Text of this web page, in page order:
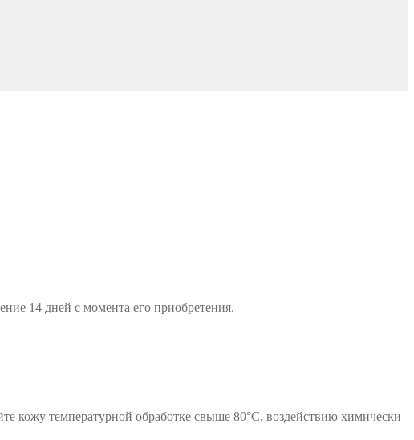
14 дней с момента его приобретения.
кожу температурной обработке свыше 80°C, воздействию химически